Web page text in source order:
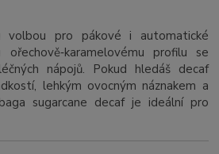
volbou pro pákové i automatické
profilu se
nápojů. Pokud hledáš decaf
lehkým ovocným náznakem a
sugarcane decaf je ideální pro